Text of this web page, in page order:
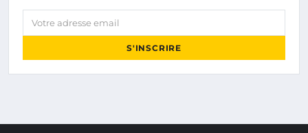
Votre adresse email
S'INSCRIRE